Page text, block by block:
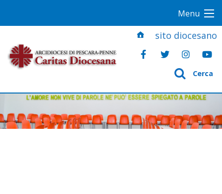
n
t
Menu
sito diocesano
Cerca